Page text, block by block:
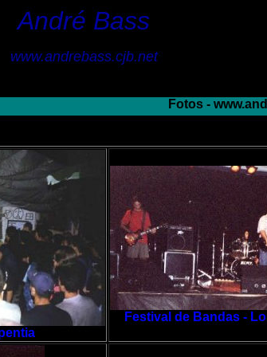
André Bass
www.andrebass.cjb.net
Fotos -
Festival de Bandas -